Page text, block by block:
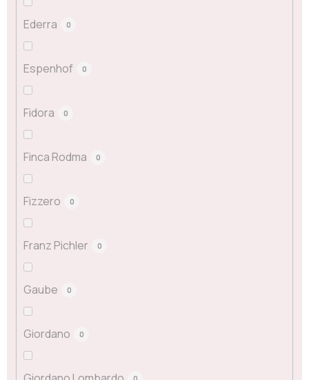
Ederra 0
Espenhof 0
Fidora 0
Finca Rodma 0
Fizzero 0
Franz Pichler 0
Gaube 0
Giordano 0